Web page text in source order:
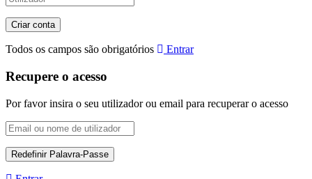
Todos os campos são obrigatórios Entrar
Recupere o acesso
Por favor insira o seu utilizador ou email para recuperar o acesso